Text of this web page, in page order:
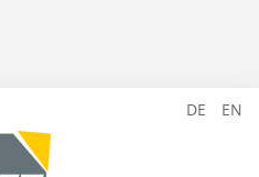
DE EN